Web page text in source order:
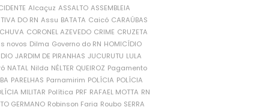
Alcaçuz ASSALTO ASSEMBLEIA
DO RN Assu BATATA Caicó CARAÚBAS
CORONEL AZEVEDO CRIME CRUZETA
novos Dilma Governo do RN HOMICÍDIO
JARDIM DE PIRANHAS JUCURUTU LULA
NATAL Nilda NÉLTER QUEIROZ Pagamento
PARELHAS Parnamirim POLÍCIA POLÍCIA
MILITAR Política PRF RAFAEL MOTTA RN
GERMANO Robinson Faria Roubo SERRA